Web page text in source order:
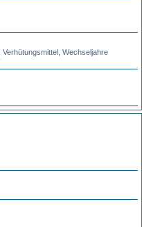
Wechseljahre